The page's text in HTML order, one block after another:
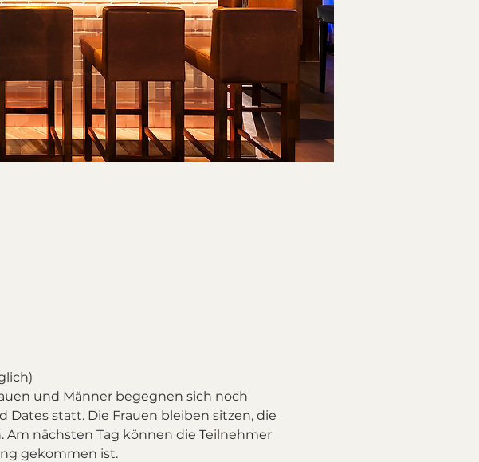
und Männer begegnen sich noch
statt. Die Frauen bleiben sitzen, die
Am nächsten Tag können die Teilnehmer
gekommen ist.